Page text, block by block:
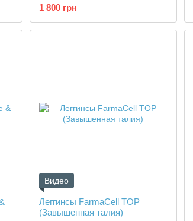
1 800 грн
Видео
Леггинсы FarmaCell TOP
(Завышенная талия)